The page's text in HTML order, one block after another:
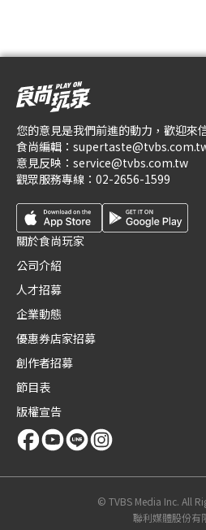
您的意見是我們前進的動力，歡迎來
食尚編輯：
意見反映： service@tvbs.com.tw
觀眾服務專線： 02-2656-1599
關於食尚玩家
公司介紹
人才招募
企業動態
優惠券店家招募
創作者招募
節目表
版權宣告
© TVBS Media Inc. All
聯利媒體股份有